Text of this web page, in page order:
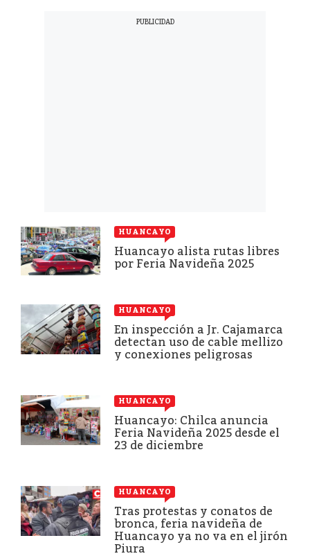
HUANCAYO
Huancayo alista rutas libres
por Feria Navideña 2025
HUANCAYO
En inspección a Jr. Cajamarca
detectan uso de cable mellizo
y conexiones peligrosas
HUANCAYO
Huancayo: Chilca anuncia
Feria Navideña 2025 desde el
23 de diciembre
HUANCAYO
Tras protestas y conatos de
bronca, feria navideña de
Huancayo ya no va en el jirón
Piura